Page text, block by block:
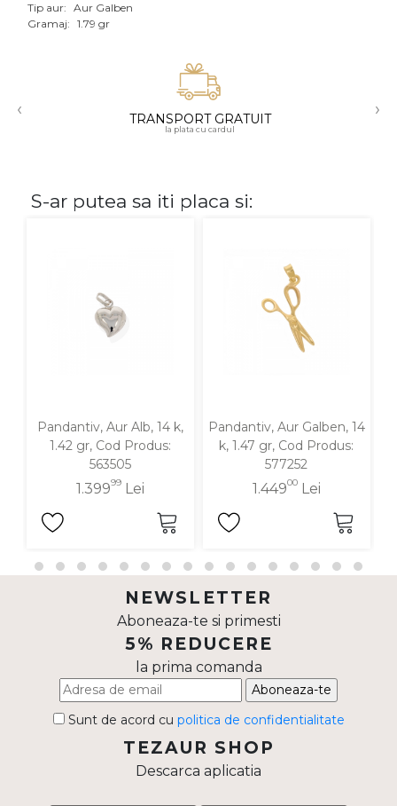
Aur roz
Tip aur: Aur Galben
Gramaj: 1.79 gr
‹ TRANSPORT GRATUIT
la plata cu cardul
›
S-ar putea sa iti placa si:
Pandantiv, Aur Alb, 14 k,
1.42 gr, Cod Produs:
563505
1.39999Lei
Pandantiv, Aur Galben, 14
k, 1.47 gr, Cod Produs:
577252
1.44900Lei
NEWSLETTER
Aboneaza-te si primesti
5% REDUCERE
la prima comanda
Aboneaza-te
Sunt de acord cu politica de confidentialitate
TEZAUR SHOP
Descarca aplicatia